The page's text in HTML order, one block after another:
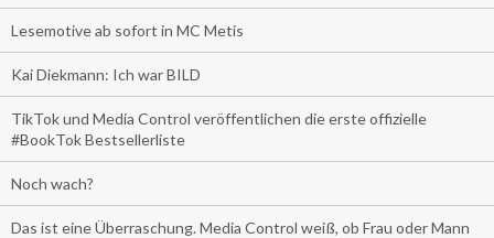
Lesemotive ab sofort in MC Metis
Kai Diekmann: Ich war BILD
TikTok und Media Control veröffentlichen die erste offizielle
#BookTok Bestsellerliste
Noch wach?
Das ist eine Überraschung. Media Control weiß, ob Frau oder Mann